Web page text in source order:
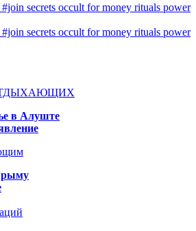
secrets occult for money rituals power
secrets occult for money rituals power
в Алуште